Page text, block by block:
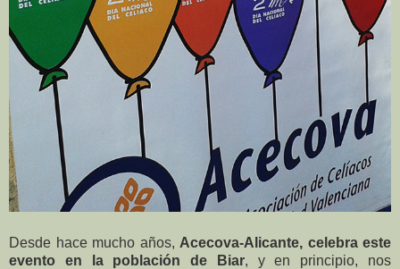
Desde hace mucho años, Acecova-Alicante, celebra este
evento en la población de Biar, y en principio, nos